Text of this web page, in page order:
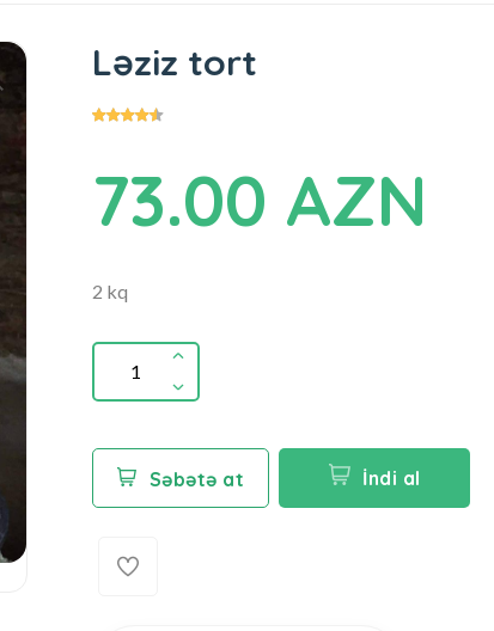
Ləziz tort
73.00 AZN
2 kq
Səbətə at İndi al